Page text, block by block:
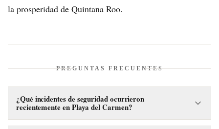
la prosperidad de Quintana Roo.
PREGUNTAS FRECUENTES
¿Qué incidentes de seguridad ocurrieron
recientemente en Playa del Carmen?
Recientemente, un ataque armado en el restaurante El